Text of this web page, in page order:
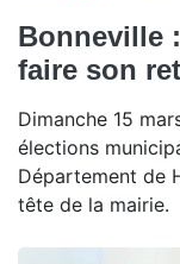
Bonneville
faire son
Dimanche 15
élections
Département de
tête de la mairie.